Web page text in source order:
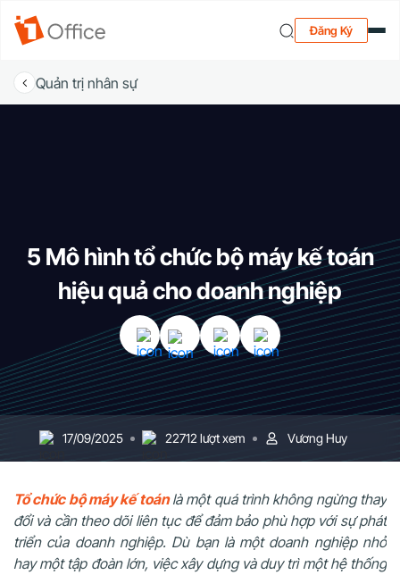
Đăng Ký
Quản trị nhân sự
5 Mô hình tổ chức bộ máy kế toán
hiệu quả cho doanh nghiệp
17/09/2025 22712 lượt xem Vương Huy
Tổ chức bộ máy kế toánlà một quá trình không ngừng thay
đổi và cần theo dõi liên tục để đảm bảo phù hợp với sự phát
triển của doanh nghiệp. Dù bạn là một doanh nghiệp nhỏ
hay một tập đoàn lớn, việc xây dựng và duy trì một hệ thống